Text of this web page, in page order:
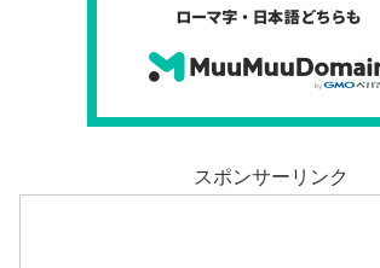
スポンサーリンク